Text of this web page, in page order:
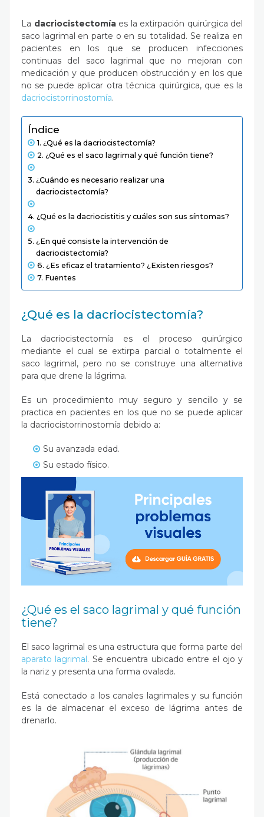
La dacriocistectomíaes la extirpación quirúrgica del
saco lagrimal en parte o en su totalidad. Se realiza en
pacientes en los que se producen infecciones
continuas del saco lagrimal que no mejoran con
medicación y que producen obstrucción y en los que
no se puede aplicar otra técnica quirúrgica, que es la
dacriocistorrinostomía.
Índice
¿Qué es la dacriocistectomía?
¿Qué es el saco lagrimal y qué función tiene?
¿Cuándo es necesario realizar una
dacriocistectomía?
¿Qué es la dacriocistitis y cuáles son sus síntomas?
¿En qué consiste la intervención de
dacriocistectomía?
¿Es eficaz el tratamiento? ¿Existen riesgos?
Fuentes
¿Qué es la dacriocistectomía?
La dacriocistectomía es el proceso quirúrgico
mediante el cual se extirpa parcial o totalmente el
saco lagrimal, pero no se construye una alternativa
para que drene la lágrima.
Es un procedimiento muy seguro y sencillo y se
practica en pacientes en los que no se puede aplicar
la dacriocistorrinostomía debido a:
Su avanzada edad.
Su estado físico.
¿Qué es el saco lagrimal y qué función
tiene?
El saco lagrimal es una estructura que forma parte del
aparato lagrimal. Se encuentra ubicado entre el ojo y
la nariz y presenta una forma ovalada.
Está conectado a los canales lagrimales y su función
es la de almacenar el exceso de lágrima antes de
drenarlo.